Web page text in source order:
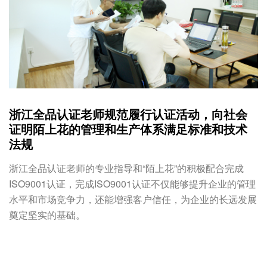
浙江全品认证老师规范履行认证活动，向社会
证明陌上花的管理和生产体系满足标准和技术
法规
浙江全品认证老师的专业指导和“陌上花”的积极配合完成
ISO9001认证，完成ISO9001认证不仅能够提升企业的管理
水平和市场竞争力，还能增强客户信任，为企业的长远发展
奠定坚实的基础。